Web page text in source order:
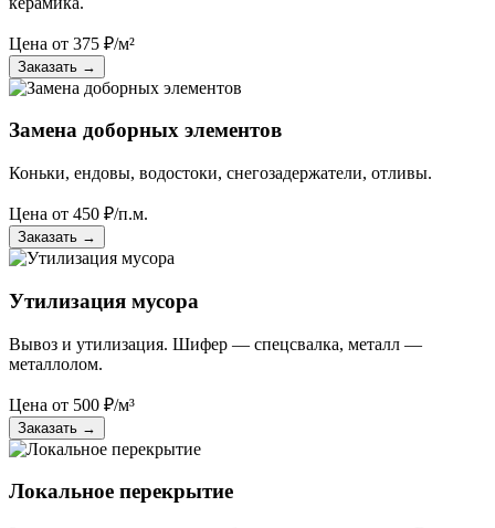
Цена от 375 ₽/м²
Заказать →
Замена доборных элементов
Коньки, ендовы, водостоки, снегозадержатели, отливы.
Цена от 450 ₽/п.м.
Заказать →
Утилизация мусора
Вывоз и утилизация. Шифер — спецсвалка, металл —
металлолом.
Цена от 500 ₽/м³
Заказать →
Локальное перекрытие